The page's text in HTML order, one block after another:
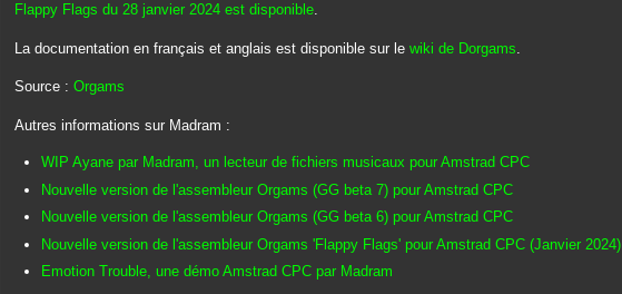
Flappy Flags du 28 janvier 2024 est disponible.
La documentation en français et anglais est disponible sur le wiki de Dorgams
Source : Orgams
Autres informations sur Madram :
WIP Ayane par Madram, un lecteur de fichiers musicaux pour Amstrad CPC
Nouvelle version de l'assembleur Orgams (GG beta 7) pour Amstrad CPC
Nouvelle version de l'assembleur Orgams (GG beta 6) pour Amstrad CPC
Nouvelle version de l'assembleur Orgams 'Flappy Flags' pour Amstrad CPC (Janvier 2024)
Emotion Trouble, une démo Amstrad CPC par Madram